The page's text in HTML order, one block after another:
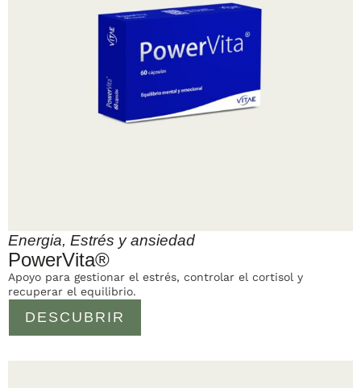
Energia, Estrés y ansiedad
PowerVita®
DESCUBRIR
Apoyo para gestionar el estrés, controlar el cortisol y
recuperar el equilibrio.